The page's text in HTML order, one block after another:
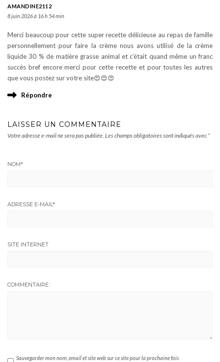
AMANDINE2112
8 juin 2026 à 16 h 54 min
Merci beaucoup pour cette super recette délicieuse au repas de famille
personnellement pour faire la crème nous avons utilisé de la crème
liquide 30 % de matière grasse animal et c’était quand même un franc
succès bref encore merci pour cette recette et pour toutes les autres
que vous postez sur votre site😍😍😍
Répondre
LAISSER UN COMMENTAIRE
Votre adresse e-mail ne sera pas publiée. Les champs obligatoires sont indiqués avec *
NOM*
ADRESSE E-MAIL*
SITE INTERNET
COMMENTAIRE :
Sauvegarder mon nom, email et site web sur ce site pour la prochaine fois